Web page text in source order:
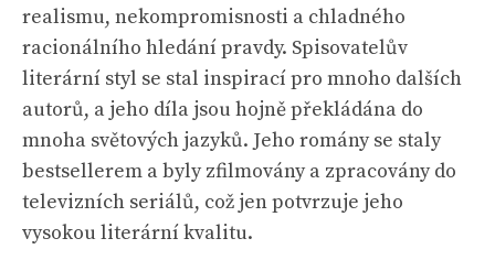
realismu, nekompromisnosti a chladného
racionálního hledání pravdy. Spisovatelův
literární styl se stal inspirací pro mnoho dalších
autorů, a jeho díla jsou hojně překládána do
mnoha světových jazyků. Jeho romány se staly
bestsellerem a byly zfilmovány a zpracovány do
televizních seriálů, což jen potvrzuje jeho
vysokou literární kvalitu.